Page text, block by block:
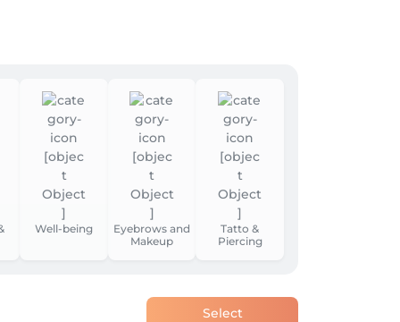
Well-being
Eyebrows and
Makeup
Tatto &
Piercing
Select